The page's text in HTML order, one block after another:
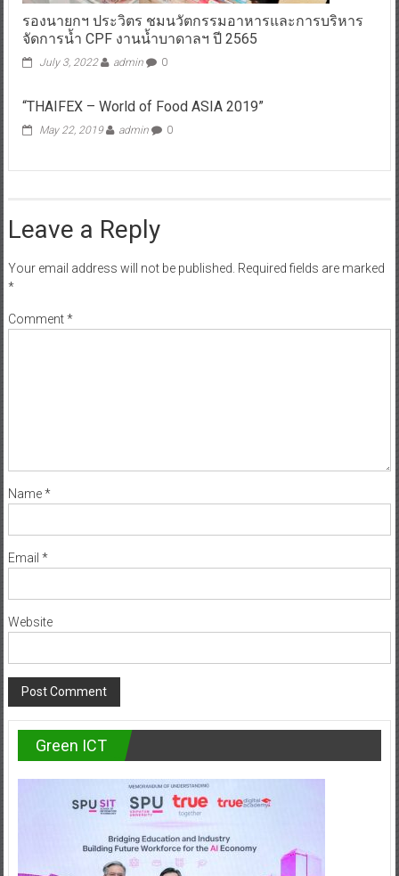
รองนายกฯ ประวิตร ชมนวัตกรรมอาหารและการบริหาร
จัดการน้ำ CPF งานน้ำบาดาลฯ ปี 2565
July 3, 2022 admin 0
“THAIFEX – World of Food ASIA 2019”
May 22, 2019 admin 0
Leave a Reply
Your email address will not be published. Required fields are marked
*
Comment*
Name*
Email *
Website
Green ICT